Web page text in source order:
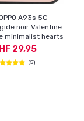
A93s 5G -
noir Valentine
minimalist hearts
29,95
(5)